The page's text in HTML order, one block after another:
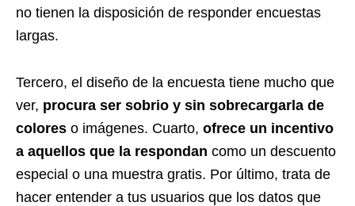
no tienen la disposición de responder encuestas
largas.
Tercero, el diseño de la encuesta tiene mucho que
ver, procura ser sobrio y sin sobrecargarla de
colores o imágenes. Cuarto, ofrece un incentivo
a aquellos que la respondan como un descuento
especial o una muestra gratis. Por último, trata de
hacer entender a tus usuarios que los datos que